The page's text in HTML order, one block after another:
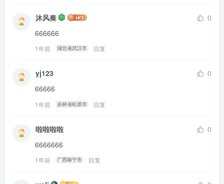
沐风奏
0
666666
1年前 湖北省武汉市 回复
yj123
0
66666
1年前 吉林省松原市 回复
啦啦啦啦
0
6666666
1年前 广西南宁市 回复